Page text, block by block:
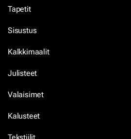
Tapetit
Sisustus
Kalkkimaalit
Julisteet
Valaisimet
Kalusteet